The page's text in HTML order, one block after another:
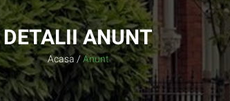
DETALII ANUNT
Acasa / Anunt